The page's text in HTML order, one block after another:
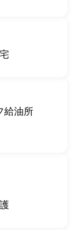
給油所